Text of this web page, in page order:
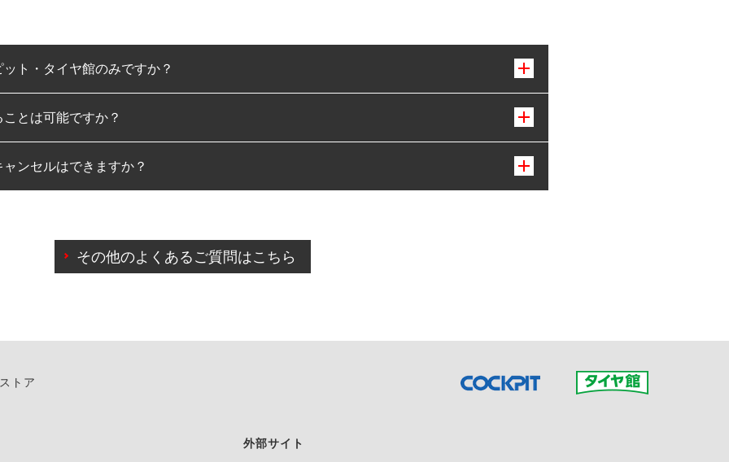
ト・タイヤ館のみですか？
みとなります。
とは可能ですか？
可能です。
ンセルはできますか？
によりご予約のキャンセルをご希望の際は、直接ご予約いただいた店舗へご連絡くださ
その他のよくあるご質問はこちら
トア
外部サイト